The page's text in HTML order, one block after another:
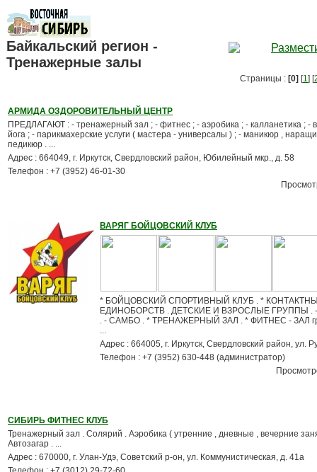
Байкальский регион -
Тренажерные залы
Страницы : [0] [1] [
АРМИДА ОЗДОРОВИТЕЛЬНЫЙ ЦЕНТР
ПРЕДЛАГАЮТ : - тренажерный зал ; - фитнес ; - аэробика ; - калланетика ; -
йога ; - парикмахерские услуги ( мастера - универсалы ) ; - маникюр ,
педикюр . ...
Адрес : 664049, г. Иркутск, Свердловский район, Юбилейный мкр., д. 58
Телефон : +7 (3952) 46-01-30
ВАРЯГ БОЙЦОВСКИЙ КЛУБ
* БОЙЦОВСКИЙ СПОРТИВНЫЙ КЛУБ . *
ЕДИНОБОРСТВ . ДЕТСКИЕ И ВЗРОСЛЫЕ ГРУППЫ
. - САМБО . * ТРЕНАЖЕРНЫЙ ЗАЛ . * ФИТНЕС - ЗАЛ
...
Адрес : 664005, г. Иркутск, Свердловский район, ул.
Телефон : +7 (3952) 630-448 (администратор)
СИБИРЬ ФИТНЕС КЛУБ
Тренажерный зал . Солярий . Аэробика ( утренние , дневные , вечерние
Автозагар . ...
Адрес : 670000, г. Улан-Удэ, Советский р-он, ул. Коммунистическая, д. 41а